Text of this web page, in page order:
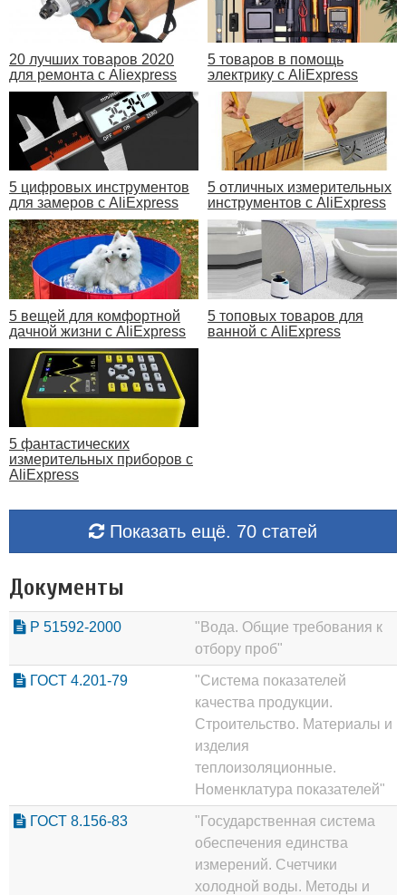
20 лучших товаров 2020
для ремонта с Aliexpress
5 товаров в помощь
электрику с AliExpress
5 цифровых инструментов
для замеров с AliExpress
5 отличных измерительных
инструментов с AliExpress
5 вещей для комфортной
дачной жизни с AliExpress
5 топовых товаров для
ванной с AliExpress
5 фантастических
измерительных приборов с
AliExpress
Показать ещё. 70 статей
Документы
Р 51592-2000
"Вода. Общие требования к
отбору проб"
ГОСТ 4.201-79
"Система показателей
качества продукции.
Строительство. Материалы и
изделия
теплоизоляционные.
Номенклатура показателей"
ГОСТ 8.156-83
"Государственная система
обеспечения единства
измерений. Счетчики
холодной воды. Методы и